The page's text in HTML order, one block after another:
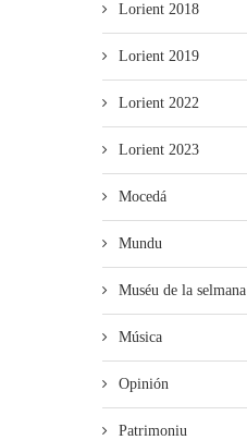
Lorient 2018
Lorient 2019
Lorient 2022
Lorient 2023
Mocedá
Mundu
Muséu de la selmana
Música
Opinión
Patrimoniu